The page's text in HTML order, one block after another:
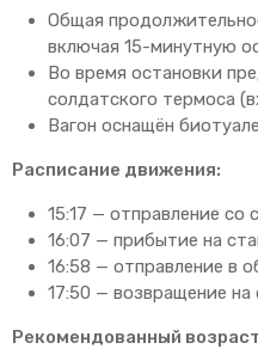
Общая
включая 15-минутную
Во время остановки
солдатского термоса
Вагон оснащён
Расписание движения:
15:17 — отправление со
16:07 — прибытие на
16:58 — отправление в
17:50 — возвращение на
Рекомендованный